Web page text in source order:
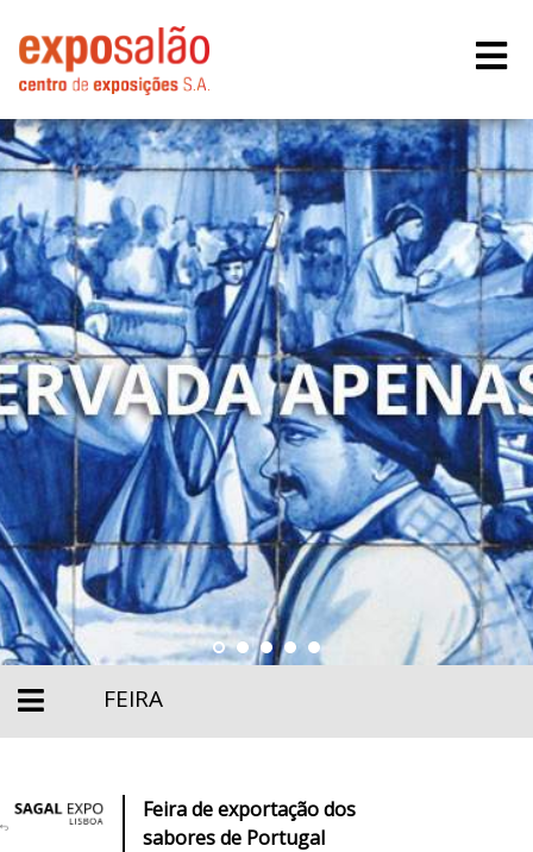
FEIRA
Feira de exportação dos
sabores de Portugal